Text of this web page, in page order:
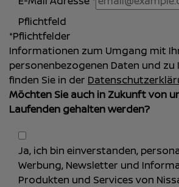
Pflichtfeld
*Pflichtfelder
Informationen zum Umgang mit
personenbezogenen Daten und zu
finden Sie in der
Möchten Sie auch in Zukunft von
Laufenden gehalten werden?
Ja, ich bin einverstanden,
Werbung, Newsletter und
Produkten und Services von